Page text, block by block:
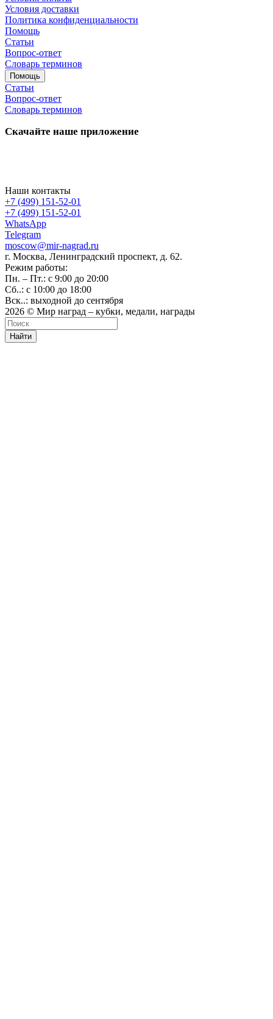
Условия доставки
Политика конфиденциальности
Помощь
Статьи
Вопрос-ответ
Словарь терминов
Помощь
Статьи
Вопрос-ответ
Словарь терминов
Скачайте наше приложение
Наши контакты
+7 (499) 151-52-01
+7 (499) 151-52-01
WhatsApp
Telegram
moscow@mir-nagrad.ru
г. Москва, Ленинградский проспект, д. 62.
Режим работы:
Пн. – Пт.: с 9:00 до 20:00
Сб..: с 10:00 до 18:00
Вск..: выходной до сентября
2026 © Мир наград – кубки, медали, награды
Найти